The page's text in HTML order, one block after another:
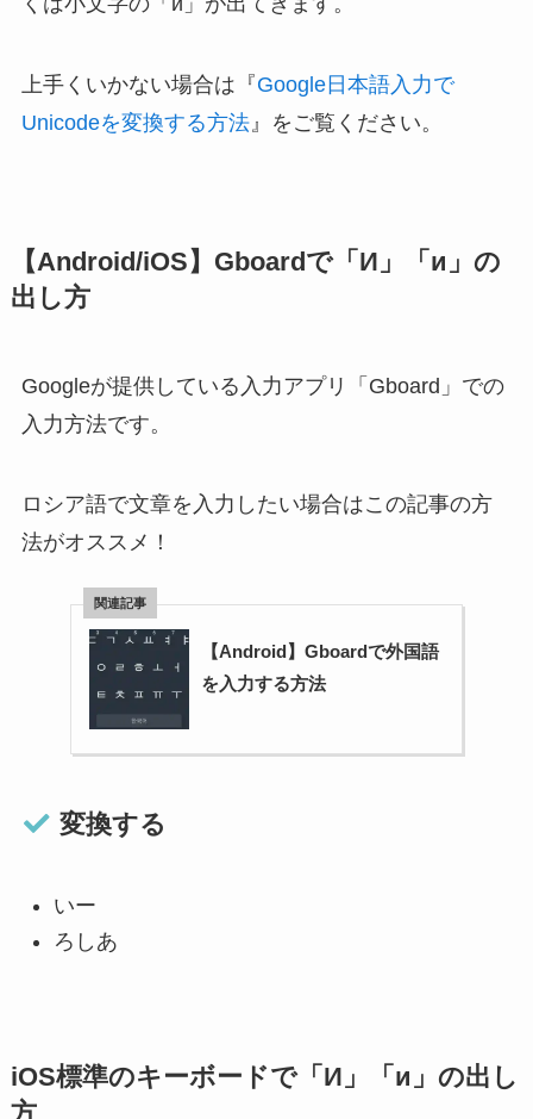
上手くいかない場合は『Google日本語入力で
Unicodeを変換する方法』をご覧ください。
【Android/iOS】Gboardで「И」「и」の
出し方
Googleが提供している入力アプリ「Gboard」での
入力方法です。
ロシア語で文章を入力したい場合はこの記事の方
法がオススメ！
【Android】Gboardで外国語
を入力する方法
変換する
いー
ろしあ
iOS標準のキーボードで「И」「и」の出し